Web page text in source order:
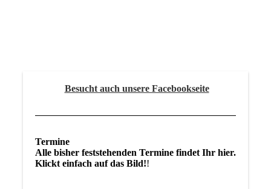
Besucht auch unsere Facebookseite
Termine
Alle bisher feststehenden Termine findet Ihr hier.
Klickt einfach auf das Bild!!